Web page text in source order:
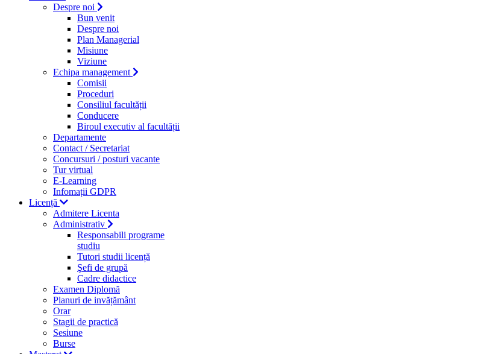
Despre noi
Bun venit
Despre noi
Plan Managerial
Misiune
Viziune
Echipa management
Comisii
Proceduri
Consiliul facultății
Conducere
Biroul executiv al facultății
Departamente
Contact / Secretariat
Concursuri / posturi vacante
Tur virtual
E-Learning
Infomații GDPR
Licență
Admitere Licenta
Administrativ
Responsabili programe
studiu
Tutori studii licență
Şefi de grupă
Cadre didactice
Examen Diplomă
Planuri de invățământ
Orar
Stagii de practică
Sesiune
Burse